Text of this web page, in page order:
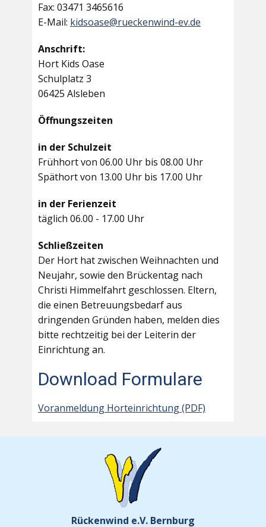
Fax: 03471 3465616
E-Mail: kidsoase@rueckenwind-ev.de
Anschrift:
Hort Kids Oase
Schulplatz 3
06425 Alsleben
Öffnungszeiten
in der Schulzeit
Frühhort von 06.00 Uhr bis 08.00 Uhr
Späthort von 13.00 Uhr bis 17.00 Uhr
in der Ferienzeit
täglich 06.00 - 17.00 Uhr
Schließzeiten
Der Hort hat zwischen Weihnachten und
Neujahr, sowie den Brückentag nach
Christi Himmelfahrt geschlossen. Eltern,
die einen Betreuungsbedarf aus
dringenden Gründen haben, melden dies
bitte rechtzeitig bei der Leiterin der
Einrichtung an.
Download Formulare
Voranmeldung Horteinrichtung (PDF)
Rückenwind e.V. Bernburg